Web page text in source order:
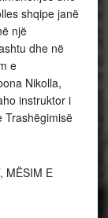
shqipe janë
një
dhe në
e
Nikolla,
instruktor i
Trashëgimisë
MËSIM E